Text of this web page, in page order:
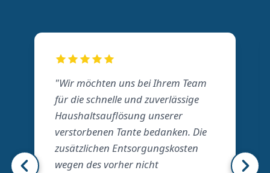
"Wir möchten uns bei Ihrem Team
für die schnelle und zuverlässige
Haushaltsauflösung unserer
verstorbenen Tante bedanken. Die
zusätzlichen Entsorgungskosten
wegen des vorher nicht